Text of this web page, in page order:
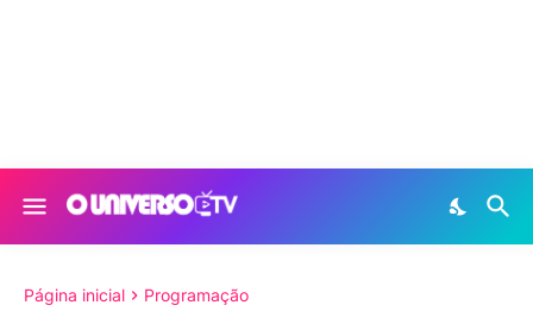
Página inicial Programação